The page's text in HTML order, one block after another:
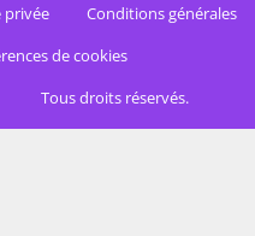
privée
Conditions générales
de cookies
Tous droits réservés.